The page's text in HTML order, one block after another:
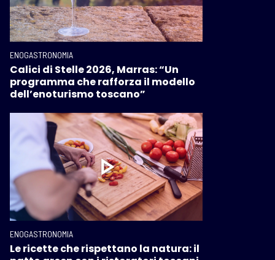
ENOGASTRONOMIA
Calici di Stelle 2026, Marras: “Un
programma che rafforza il modello
dell’enoturismo toscano”
ENOGASTRONOMIA
Le ricette che rispettano la natura: il